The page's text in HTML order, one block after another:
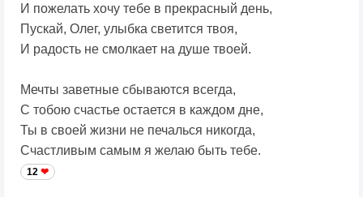
И пожелать хочу тебе в прекрасный день,
Пускай, Олег, улыбка светится твоя,
И радость не смолкает на душе твоей.
Мечты заветные сбываются всегда,
С тобою счастье остается в каждом дне,
Ты в своей жизни не печалься никогда,
Счастливым самым я желаю быть тебе.
12